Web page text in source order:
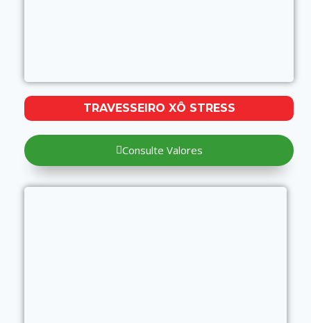
TRAVESSEIRO XÔ STRESS
Consulte Valores